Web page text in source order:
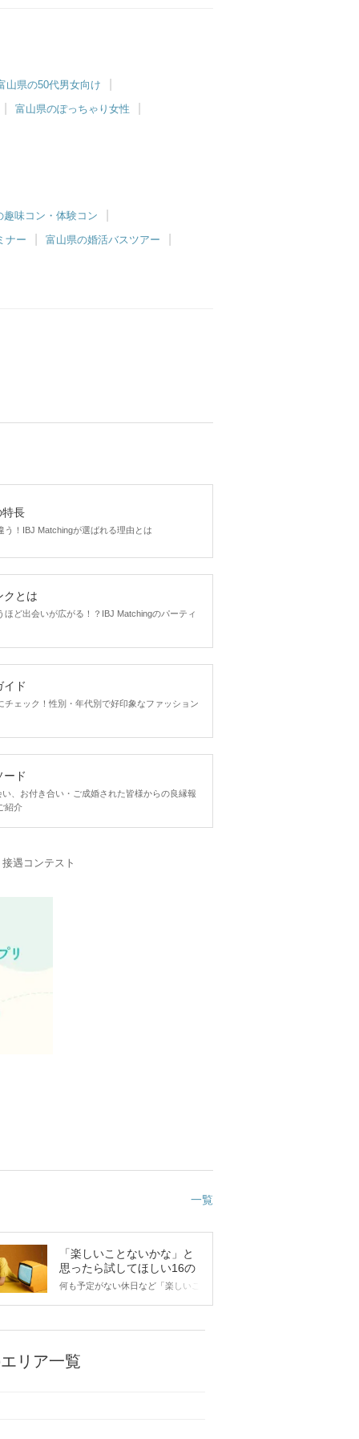
山県の50代男女向け
富山県のぽっちゃり女性
趣味コン・体験コン
ナー
富山県の婚活バスツアー
特長
う！IBJ Matchingが選ばれる理由とは
クとは
ほど出会いが広がる！？IBJ Matchingのパーティ
イド
チェック！性別・年代別で好印象なファッション
ード
い、お付き合い・ご成婚された皆様からの良縁報
紹介
遇コンテスト
一覧
「楽しいことないかな」と
思ったら試してほしい16の
こと
何も予定がない休日など「楽しいこ
になれる対処法から、恋愛・自分磨
き・趣味などジャンル別の楽しいこ
リア一覧